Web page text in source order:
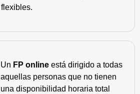
flexibles.
Un FP online está dirigido a todas
aquellas personas que no tienen
una disponibilidad horaria total